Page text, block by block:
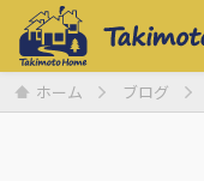
ホーム ブログ